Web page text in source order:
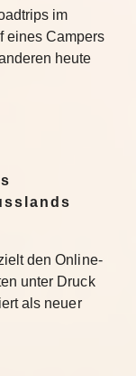
im
eines Campers
heute
den Online-
unter Druck
als neuer